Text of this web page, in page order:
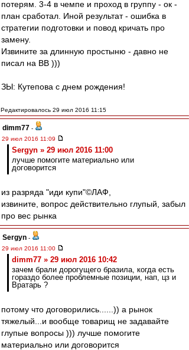
потерям. 3-4 в чемпе и проход в группу - ок -
план сработал. Иной результат - ошибка в
стратегии подготовки и повод кричать про
замену.
Извините за длинную простыню - давно не
писал на ВВ )))
ЗЫ: Кутепова с днем рождения!
Редактировалось 29 июл 2016 11:15
dimm77 -
29 июл 2016 11:09
Sergyn » 29 июл 2016 11:00
лучше помогите материально или
договорится
из разряда "иди купи"©ЛАФ,
извините, вопрос действительно глупый, забыл
про вес рынка
Sergyn -
29 июл 2016 11:00
dimm77 » 29 июл 2016 10:42
зачем брали дорогущего бразила, когда есть
гораздо более проблемные позиции, нап, цз и
Вратарь ?
потому что договорились......)) а рынок
тяжелый...и вообще товарищ не задавайте
глупые вопросы ))) лучше помогите
материально или договорится